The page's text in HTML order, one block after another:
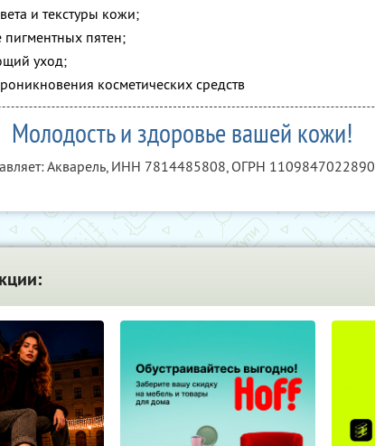
и текстуры кожи;
пигментных пятен;
уход;
косметических средств
Молодость и здоровье вашей кожи!
Акварель, ИНН 7814485808, ОГРН 1109847022890